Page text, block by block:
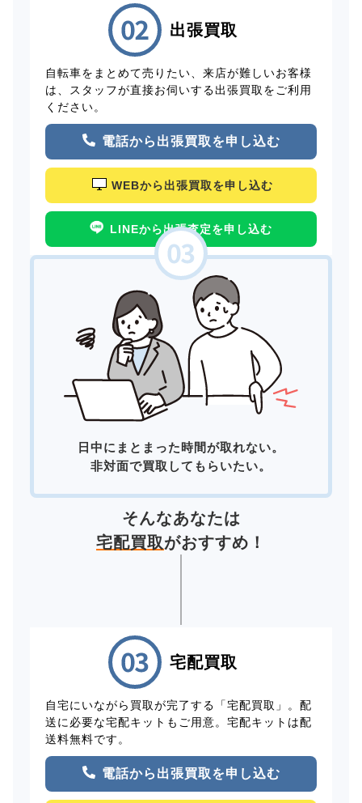
出張買取
自転車をまとめて売りたい、来店が難しいお客様
は、スタッフが直接お伺いする出張買取をご利用
ください。
電話から出張買取を申し込む
WEBから出張買取を申し込む
LINEから出張査定を申し込む
日中にまとまった時間が取れない。
非対面で買取してもらいたい。
そんなあなたは
宅配買取がおすすめ！
宅配買取
自宅にいながら買取が完了する「宅配買取」。配
送に必要な宅配キットもご用意。宅配キットは配
送料無料です。
電話から出張買取を申し込む